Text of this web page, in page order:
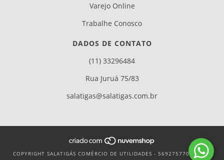
Varejo Online
Trabalhe Conosco
DADOS DE CONTATO
(11) 33296484
Rua Juruá 75/83
salatigas@salatigas.com.br
COPYRIGHT SALATIGÁS COMÉRCIO DE UTILIDADES - 56927577000106 -